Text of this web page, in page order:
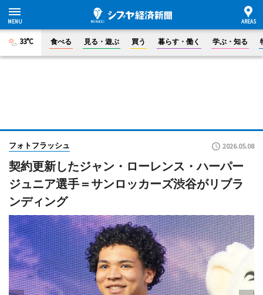
33°C 食べる 見る・遊ぶ 買う 暮らす・働く 学ぶ・知る
フォトフラッシュ 2026.05.08
契約更新したジャン・ローレンス・ハーパー
ジュニア選手＝サンロッカーズ渋谷がリブラ
ンディング